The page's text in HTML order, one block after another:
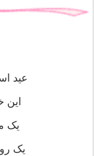
عید
این
یک
یک